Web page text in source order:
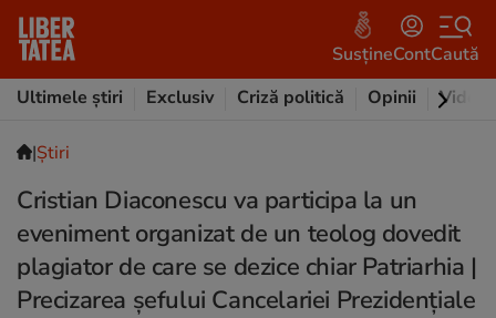
SusțineContCaută
Ultimele știri
Exclusiv Criză politică Opinii Video
|Ştiri
Cristian Diaconescu va participa la un
eveniment organizat de un teolog dovedit
plagiator de care se dezice chiar Patriarhia |
Precizarea șefului Cancelariei Prezidențiale